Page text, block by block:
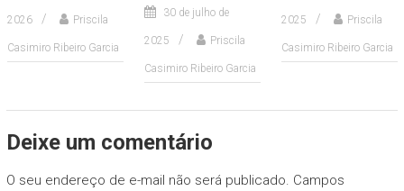
2026 Priscila
Casimiro Ribeiro Garcia
30 de julho de
2025 Priscila
Casimiro Ribeiro Garcia
2025 Priscila
Casimiro Ribeiro Garcia
Deixe um comentário
O seu endereço de e-mail não será publicado. Campos